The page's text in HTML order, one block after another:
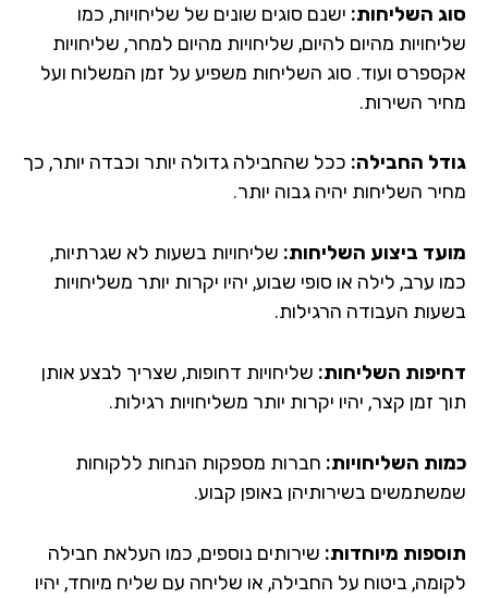
השליחות:ישנם סוגים שונים של שליחויות, כמו
מהיום להיום, שליחויות מהיום למחר, שליחויות
ועוד. סוג השליחות משפיע על זמן המשלוח ועל
השירות.
החבילה:ככל שהחבילה גדולה יותר וכבדה יותר, כך
השליחות יהיה גבוה יותר.
ביצוע השליחות:שליחויות בשעות לא שגרתיות,
ערב, לילה או סופי שבוע, יהיו יקרות יותר משליחויות
העבודה הרגילות.
השליחות:שליחויות דחופות, שצריך לבצע אותן
זמן קצר, יהיו יקרות יותר משליחויות רגילות.
השליחויות:חברות מספקות הנחות ללקוחות
בשירותיהן באופן קבוע.
מיוחדות:שירותים נוספים, כמו העלאת חבילה
ביטוח על החבילה, או שליחה עם שליח מיוחד, יהיו